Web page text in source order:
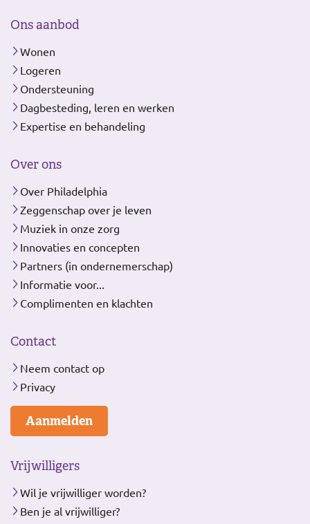
Ons aanbod
Wonen
Logeren
Ondersteuning
Dagbesteding, leren en werken
Expertise en behandeling
Over ons
Over Philadelphia
Zeggenschap over je leven
Muziek in onze zorg
Innovaties en concepten
Partners (in ondernemerschap)
Informatie voor...
Complimenten en klachten
Contact
Neem contact op
Privacy
Aanmelden
Vrijwilligers
Wil je vrijwilliger worden?
Ben je al vrijwilliger?